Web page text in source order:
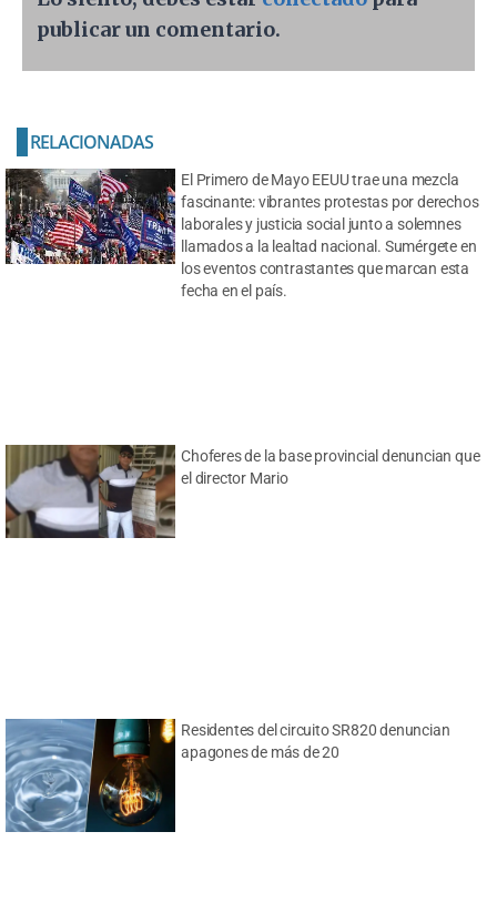
publicar un comentario.
El Primero de Mayo EEUU trae una mezcla
fascinante: vibrantes protestas por derechos
laborales y justicia social junto a solemnes
llamados a la lealtad nacional. Sumérgete en
los eventos contrastantes que marcan esta
fecha en el país.
Choferes de la base provincial denuncian que
el director Mario
Residentes del circuito SR820 denuncian
apagones de más de 20
RELACIONADAS